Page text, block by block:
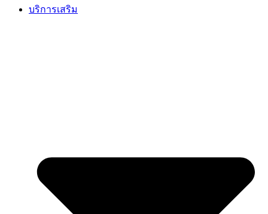
บริการเสริม